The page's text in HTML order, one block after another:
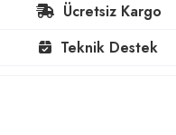
Ücretsiz Kargo
Teknik Destek